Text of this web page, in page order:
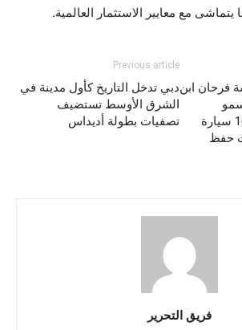
مع معايير الاستثمار العالمية.
Previous article
دبي تدخل التاريخ كأول مدينة في
الشرق الأوسط تستضيف
تصفيات بطولة أديداس
فرحان ابن
المجتمع” تقدّمان 100 سيارة
حفظ
فريق التحرير